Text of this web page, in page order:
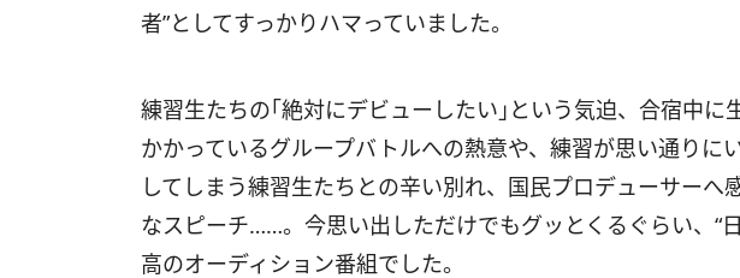
者”としてすっかりハマっていました。
練習生たちの｢絶対にデビューしたい｣という気迫、合宿中に
かかっているグループバトルへの熱意や、練習が思い通りに
してしまう練習生たちとの辛い別れ、国民プロデューサーへ
なスピーチ……。今思い出しただけでもグッとくるぐらい、“
高のオーディション番組でした。